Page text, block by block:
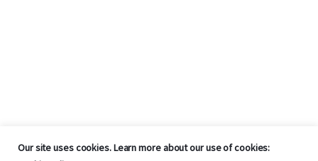
Our site uses cookies. Learn more about our use of cookies: